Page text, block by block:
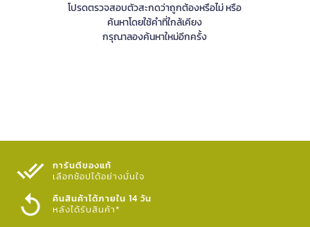
โปรดตรวจสอบตัวสะกดว่าถูกต้องหรือไม่ หรือ
ค้นหาโดยใช้คำที่ใกล้เคียง
กรุณาลองค้นหาใหม่อีกครั้ง
การันตีของแท้
เลือกช้อปได้อย่างมั่นใจ​
คืนสินค้าได้ภายใน 14 วัน
หลังได้รับสินค้า*